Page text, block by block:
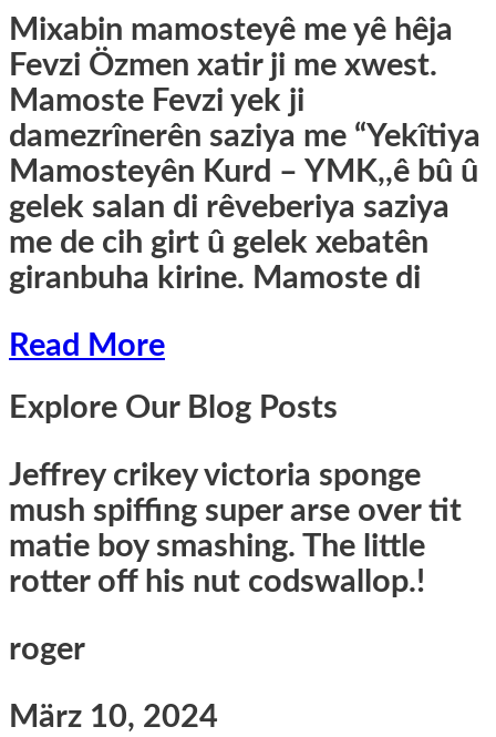
Mixabin mamosteyê me yê hêja
Fevzi Özmen xatir ji me xwest.
Mamoste Fevzi yek ji
damezrînerên saziya me “Yekîtiya
Mamosteyên Kurd – YMK,,ê bû û
gelek salan di rêveberiya saziya
me de cih girt û gelek xebatên
giranbuha kirine. Mamoste di
Read More
Explore Our Blog Posts
Jeffrey crikey victoria sponge
mush spiffing super arse over tit
matie boy smashing. The little
rotter off his nut codswallop.!
roger
März 10, 2024